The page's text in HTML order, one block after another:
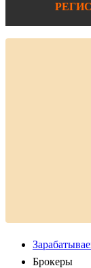
Брокеры